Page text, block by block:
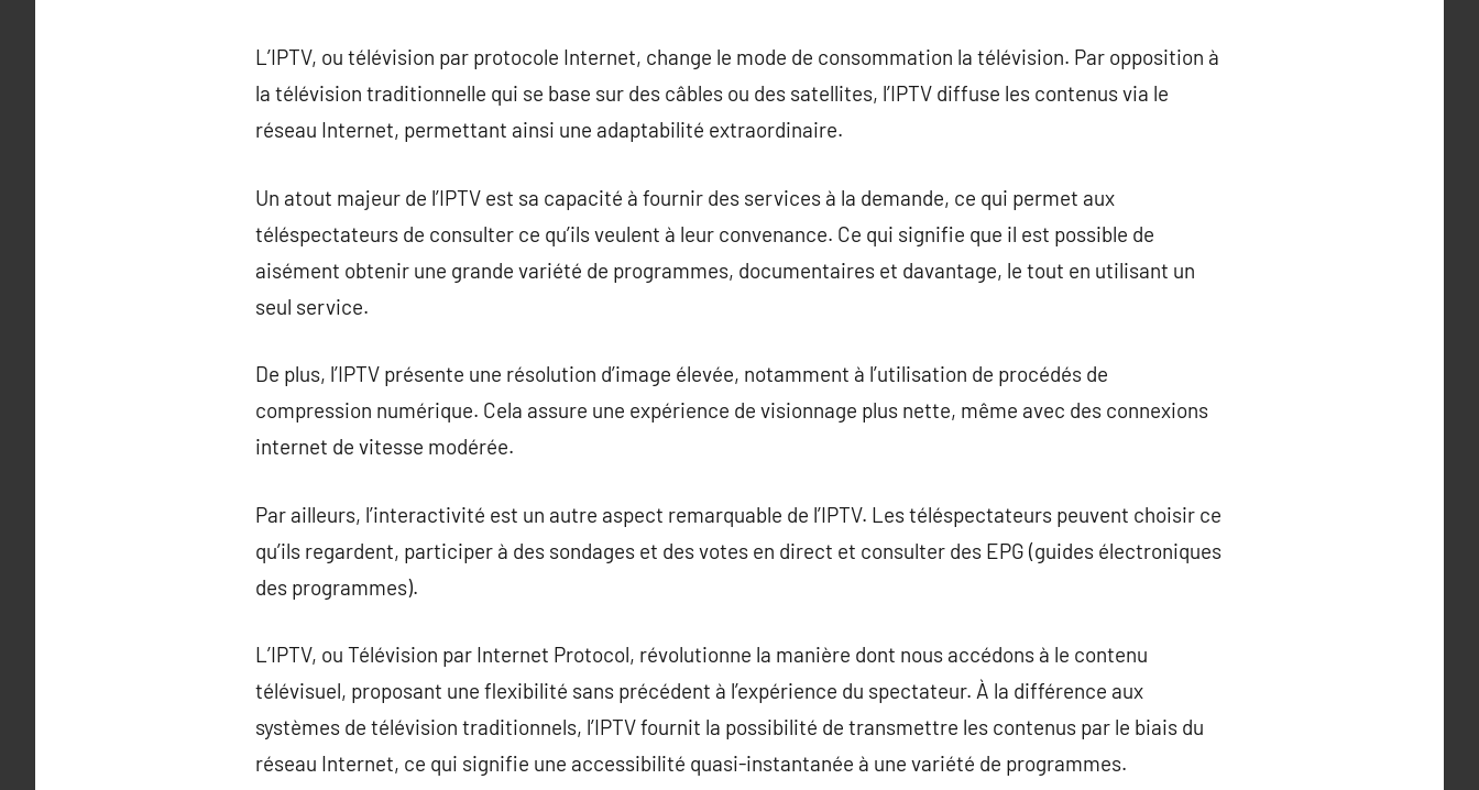
L’IPTV, ou télévision par protocole Internet, change le mode de consommation la télévision. Par opposition à
la télévision traditionnelle qui se base sur des câbles ou des satellites, l’IPTV diffuse les contenus via le
réseau Internet, permettant ainsi une adaptabilité extraordinaire.
Un atout majeur de l’IPTV est sa capacité à fournir des services à la demande, ce qui permet aux
téléspectateurs de consulter ce qu’ils veulent à leur convenance. Ce qui signifie que il est possible de
aisément obtenir une grande variété de programmes, documentaires et davantage, le tout en utilisant un
seul service.
De plus, l’IPTV présente une résolution d’image élevée, notamment à l’utilisation de procédés de
compression numérique. Cela assure une expérience de visionnage plus nette, même avec des connexions
internet de vitesse modérée.
Par ailleurs, l’interactivité est un autre aspect remarquable de l’IPTV. Les téléspectateurs peuvent choisir ce
qu’ils regardent, participer à des sondages et des votes en direct et consulter des EPG (guides électroniques
des programmes).
L’IPTV, ou Télévision par Internet Protocol, révolutionne la manière dont nous accédons à le contenu
télévisuel, proposant une flexibilité sans précédent à l’expérience du spectateur. À la différence aux
systèmes de télévision traditionnels, l’IPTV fournit la possibilité de transmettre les contenus par le biais du
réseau Internet, ce qui signifie une accessibilité quasi-instantanée à une variété de programmes.